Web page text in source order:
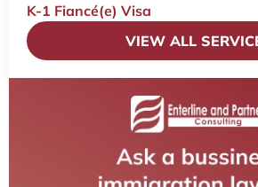
K-1 Fiancé(e) Visa
VIEW ALL